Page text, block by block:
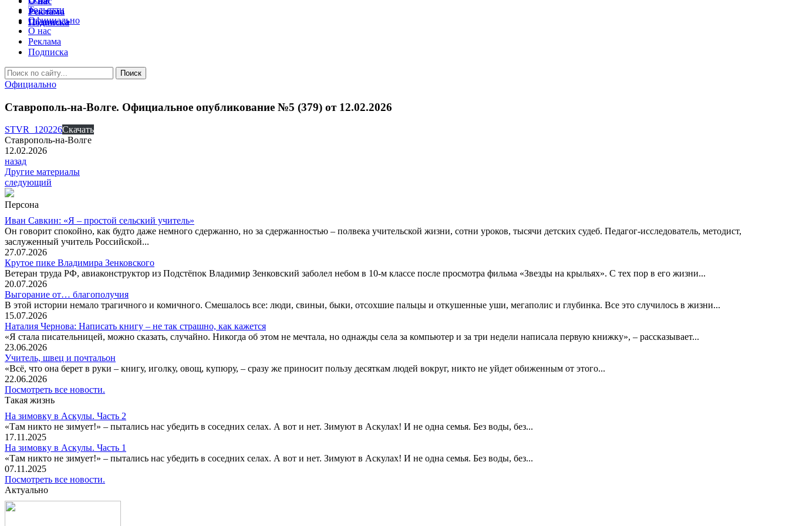
Тольятти
Официально
О нас
Реклама
Подписка
Официально
Ставрополь-на-Волге. Официальное опубликование №5 (379) от 12.02.2026
STVR_120226Скачать
Ставрополь-на-Волге
12.02.2026
назад
Другие материалы
следующий
Персона
Иван Савкин: «Я – простой сельский учитель»
Он говорит спокойно, как будто даже немного сдержанно, но за сдержанностью – полвека учительской жизни, сотни уроков, тысячи детских судеб. Педагог-исследователь, методист,
заслуженный учитель Российской...
27.07.2026
Крутое пике Владимира Зенковского
Ветеран труда РФ, авиаконструктор из Подстёпок Владимир Зенковский заболел небом в 10-м классе после просмотра фильма «Звезды на крыльях». С тех пор в его жизни...
20.07.2026
Выгорание от… благополучия
В этой истории немало трагичного и комичного. Смешалось все: люди, свиньи, быки, отсохшие пальцы и откушенные уши, мегаполис и глубинка. Все это случилось в жизни...
15.07.2026
Наталия Чернова: Написать книгу – не так страшно, как кажется
«Я стала писательницей, можно сказать, случайно. Никогда об этом не мечтала, но однажды села за компьютер и за три недели написала первую книжку», – рассказывает...
23.06.2026
Учитель, швец и почтальон
«Всё, что она берет в руки – книгу, иголку, овощ, купюру, – сразу же приносит пользу десяткам людей вокруг, никто не уйдет обиженным от этого...
22.06.2026
Посмотреть все новости.
Такая жизнь
На зимовку в Аскулы. Часть 2
«Там никто не зимует!» – пытались нас убедить в соседних селах. А вот и нет. Зимуют в Аскулах! И не одна семья. Без воды, без...
17.11.2025
На зимовку в Аскулы. Часть 1
«Там никто не зимует!» – пытались нас убедить в соседних селах. А вот и нет. Зимуют в Аскулах! И не одна семья. Без воды, без...
07.11.2025
Посмотреть все новости.
Актуально
Реклама
Подписка